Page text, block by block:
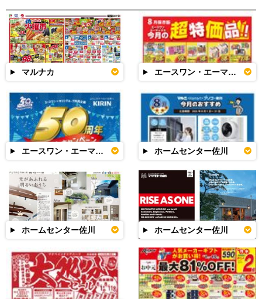
マルナカ エースワン・エーマックス
エースワン・エーマックス ホームセンター佐川
ホームセンター佐川 ホームセンター佐川